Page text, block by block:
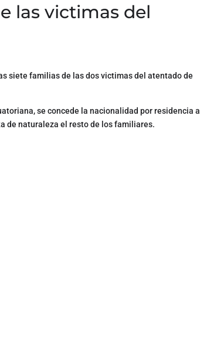
las victimas del
siete familias de las dos victimas del atentado de
se concede la nacionalidad por residencia a
de naturaleza el resto de los familiares.